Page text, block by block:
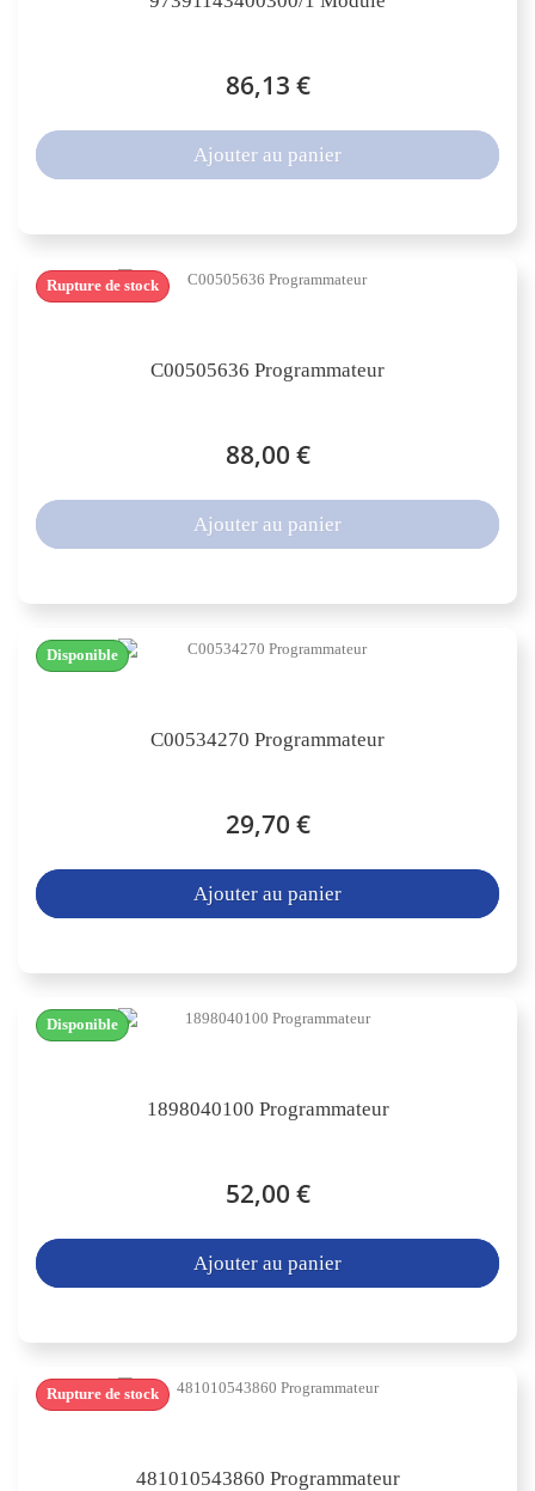
86,13 €
Ajouter au panier
C00505636 Programmateur
88,00 €
Rupture de stock
Ajouter au panier
C00534270 Programmateur
29,70 €
Disponible
Ajouter au panier
1898040100 Programmateur
52,00 €
Disponible
Ajouter au panier
481010543860 Programmateur
Rupture de stock